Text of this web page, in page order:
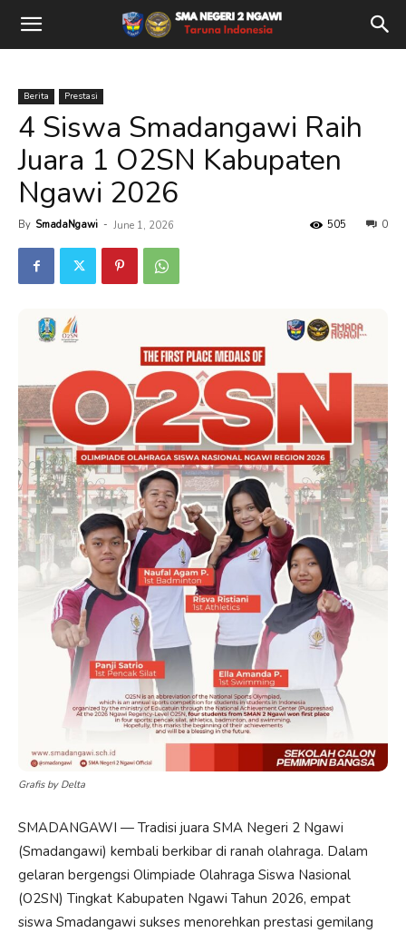
Berita Prestasi
4 Siswa Smadangawi Raih
Juara 1 O2SN Kabupaten
Ngawi 2026
By SmadaNgawi - June 1, 2026 0
505
Grafis by Delta
SMADANGAWI — Tradisi juara SMA Negeri 2 Ngawi
(Smadangawi) kembali berkibar di ranah olahraga. Dalam
gelaran bergengsi Olimpiade Olahraga Siswa Nasional
(O2SN) Tingkat Kabupaten Ngawi Tahun 2026, empat
siswa Smadangawi sukses menorehkan prestasi gemilang